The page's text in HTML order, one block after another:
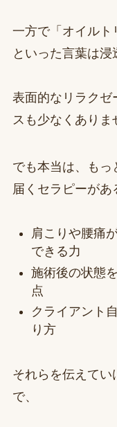
一方で「オイルト
といった言葉は浸
表面的なリラクゼ
スも少なくありま
でも本当は、もっ
届くセラピーがあ
肩こりや腰痛
できる力
施術後の状態
点
クライアント
り方
それらを伝えてい
で、